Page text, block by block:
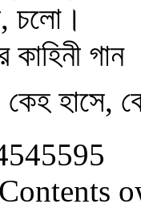
চলো।
কাহিনী গান
কেহ হাসে,